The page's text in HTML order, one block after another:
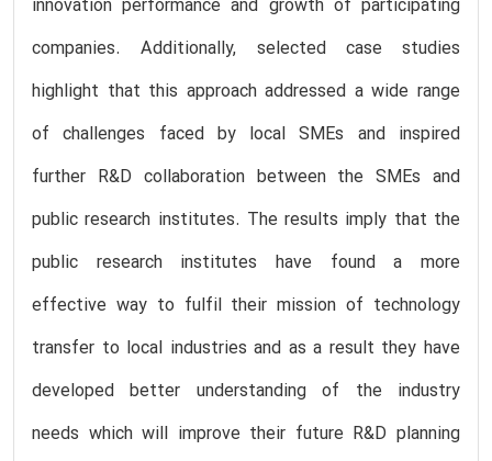
innovation performance and growth of participating
companies. Additionally, selected case studies
highlight that this approach addressed a wide range
of challenges faced by local SMEs and inspired
further R&D collaboration between the SMEs and
public research institutes. The results imply that the
public research institutes have found a more
effective way to fulfil their mission of technology
transfer to local industries and as a result they have
developed better understanding of the industry
needs which will improve their future R&D planning